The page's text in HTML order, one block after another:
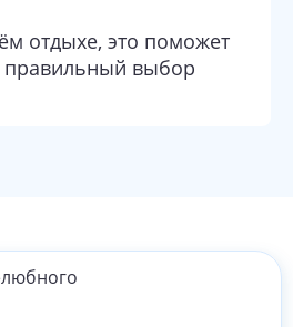
отдыхе, это поможет
правильный выбор